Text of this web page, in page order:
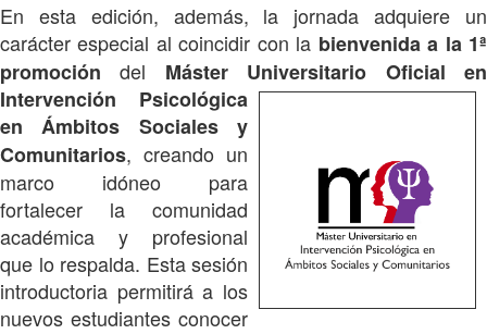
En esta edición, además, la jornada adquiere un
carácter especial al coincidir con la bienvenida a la 1ª
promoción del Máster Universitario Oficial en
Intervención Psicológica
en Ámbitos Sociales y
Comunitarios, creando un
marco idóneo para
fortalecer la comunidad
académica y profesional
que lo respalda. Esta sesión
introductoria permitirá a los
nuevos estudiantes conocer